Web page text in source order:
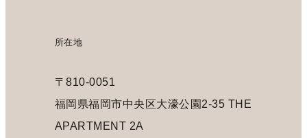
所在地
〒810-0051
福岡県福岡市中央区大濠公園2-35 THE
APARTMENT 2A